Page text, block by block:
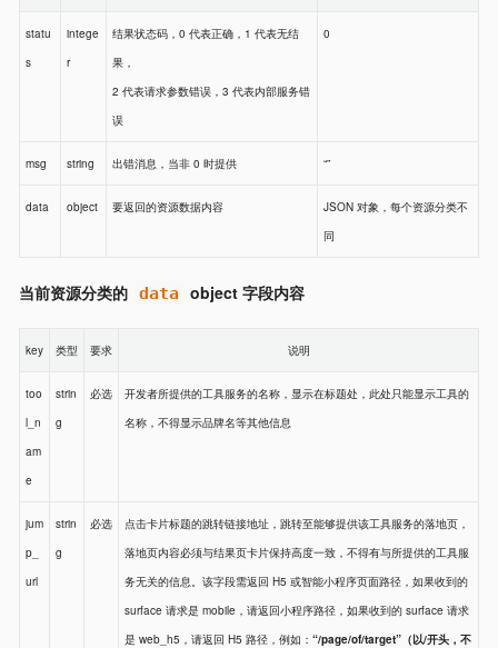
statu
s
intege
r
结果状态码，0 代表正确，1 代表无结
果，
2 代表请求参数错误，3 代表内部服务错
误
0
msg string 出错消息，当非 0 时提供 “”
data object 要返回的资源数据内容
JSON 对象，每个资源分类不
同
当前资源分类的 data object 字段内容
key 类型 要求 说明
too
l_n
am
e
strin
g
必选
开发者所提供的工具服务的名称，显示在标题处，此处只能显示工具的
名称，不得显示品牌名等其他信息
jum
p_
url
strin
g
必选
点击卡片标题的跳转链接地址，跳转至能够提供该工具服务的落地页，
落地页内容必须与结果页卡片保持高度一致，不得有与所提供的工具服
务无关的信息。该字段需返回 H5 或智能小程序页面路径，如果收到的
surface 请求是 mobile，请返回小程序路径，如果收到的 surface 请求
是 web_h5，请返回 H5 路径，例如： “/page/of/target”（以/开头，不